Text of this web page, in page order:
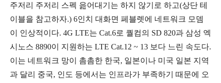
주저리 주저리 스펙 읊어대기는 하지 않기로 하고(상단 테
이블을 참고하자.) 6인치 대화면 페블렛에 네트워크 모뎀
이 인상적이다. 4G LTE는 Cat.6로 퀄컴의 SD 820과 삼성 엑
시노스 8890이 지원하는 LTE Cat.12 ~ 13 보다 느린 속도다.
이는 네트워크 망이 촘촘한 한국, 일본이나 미국 일본 지역
과 달리 중국, 인도 등에서는 인프라가 부족하기 때문에 오